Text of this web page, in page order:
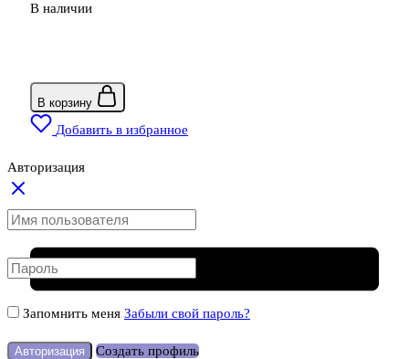
В наличии
В корзину
Добавить в избранное
Авторизация
Запомнить меня Забыли свой пароль?
Авторизация Создать профиль